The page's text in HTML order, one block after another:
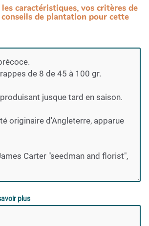
caractéristiques, vos critères de
de plantation pour cette
plus